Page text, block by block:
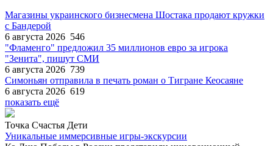
Магазины украинского бизнесмена Шостака продают кружки
с Бандерой
6 августа 2026 546
"Фламенго" предложил 35 миллионов евро за игрока
"Зенита", пишут СМИ
6 августа 2026 739
Симоньян отправила в печать роман о Тигране Кеосаяне
6 августа 2026 619
показать ещё
Точка Счастья Дети
Уникальные иммерсивные игры-экскурсии